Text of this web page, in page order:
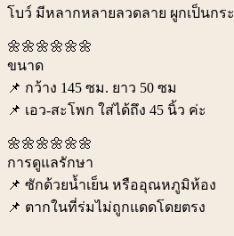
โบว์ มีหลากหลายลวดลาย ผูกเป็นกร
🌼🌼🌼🌼🌼🌼
ขนาด
📌 กว้าง 145 ซม. ยาว 50 ซม
📌 เอว-สะโพก ใส่ได้ถึง 45 นิ้ว ค่ะ
🌼🌼🌼🌼🌼🌼
การดูแลรักษา
📌 ซักด้วยน้ำเย็น หรืออุณหภูมิห้อง
📌 ตากในที่ร่มไม่ถูกแดดโดยตรง